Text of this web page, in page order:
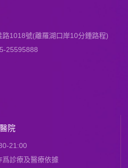
1018號(離羅湖口岸10分鍾路程)
25595888
院
21:00
爲診療及醫療依據